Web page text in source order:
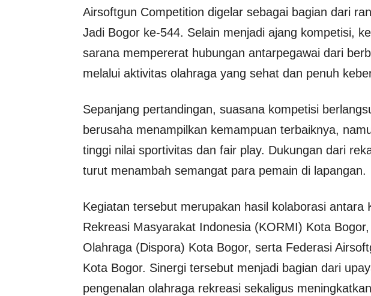
Airsoftgun Competition digelar sebagai bagian dari
Jadi Bogor ke-544. Selain menjadi ajang kompetisi,
sarana mempererat hubungan antarpegawai dari
melalui aktivitas olahraga yang sehat dan penuh
Sepanjang pertandingan, suasana kompetisi
berusaha menampilkan kemampuan terbaiknya,
tinggi nilai sportivitas dan fair play. Dukungan dari
turut menambah semangat para pemain di lapangan.
Kegiatan tersebut merupakan hasil kolaborasi antara
Rekreasi Masyarakat Indonesia (KORMI) Kota
Olahraga (Dispora) Kota Bogor, serta Federasi
Kota Bogor. Sinergi tersebut menjadi bagian dari
pengenalan olahraga rekreasi sekaligus